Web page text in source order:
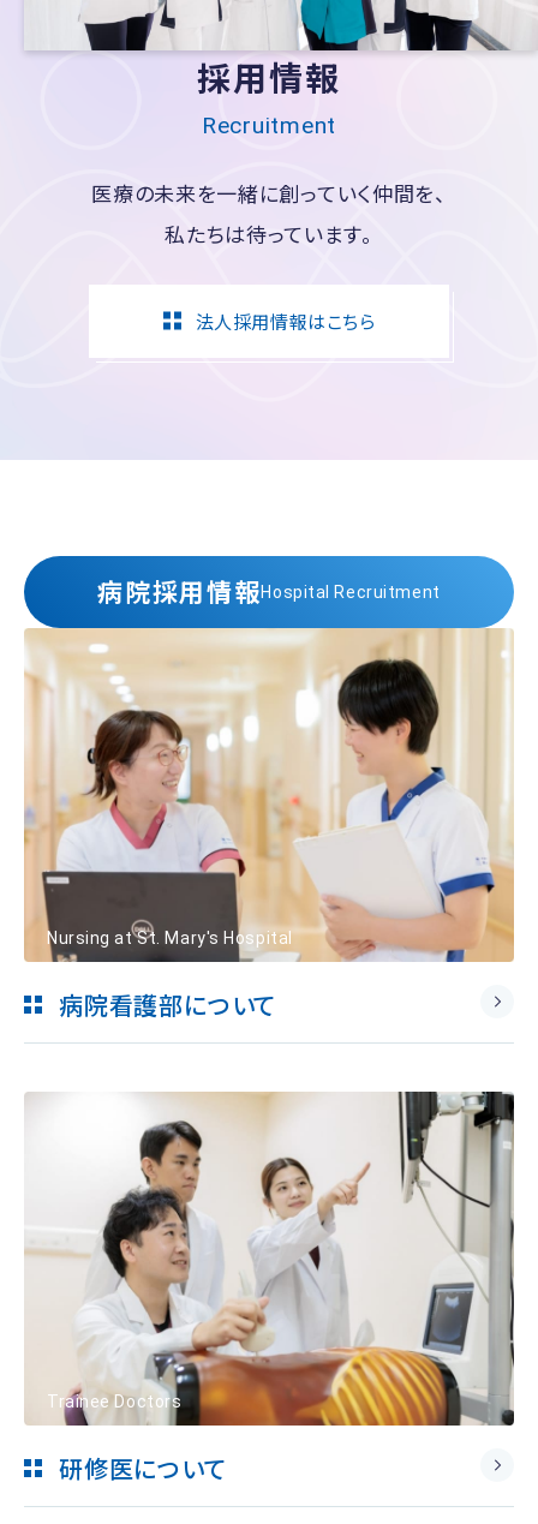
採用情報
Recruitment
医療の未来を一緒に創っていく仲間を、
私たちは待っています。
法人採用情報はこちら
病院採用情報Hospital Recruitment
Nursing at St. Mary's Hospital
病院看護部について
Trainee Doctors
研修医について